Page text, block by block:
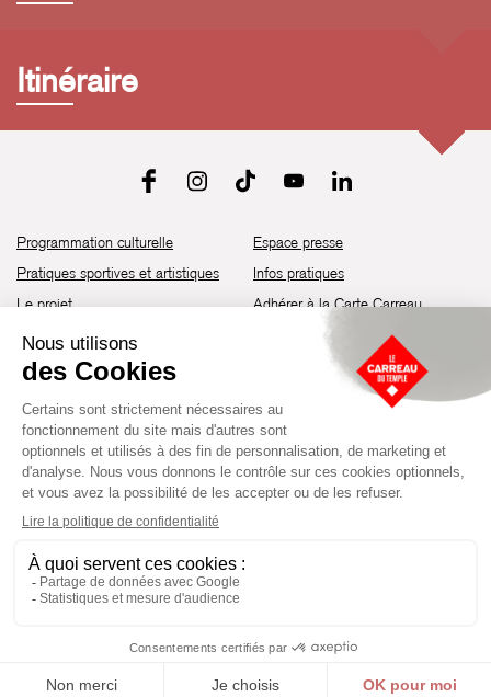
Itinéraire
Programmation culturelle
Pratiques sportives et artistiques
Le projet
Brochure de saison 25-26
Découvrir les espaces
Devenir partenaire
Espace presse
Infos pratiques
Adhérer à la Carte Carreau
Guide d’accessibilité
Établissement culturel et sportif à l’architecture industrielle de la fin du
XIXème siècle, le Carreau du Temple fut réhabilité en 2014 par la Ville
artistiques, culturels et sportifs, à travers une programmation éclectique